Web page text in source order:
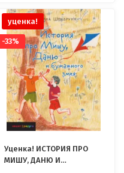
уценка!
-33%
Уценка! ИСТОРИЯ ПРО
МИШУ, ДАНЮ И